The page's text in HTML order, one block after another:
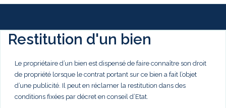
Restitution d'un bien
Le propriétaire d’un bien est dispensé de faire connaître son droit
de propriété lorsque le contrat portant sur ce bien a fait l’objet
d’une publicité. Il peut en réclamer la restitution dans des
conditions fixées par décret en conseil d’Etat.